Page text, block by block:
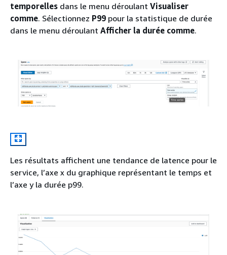
temporelles dans le menu déroulant Visualiser
comme. Sélectionnez P99 pour la statistique de durée
dans le menu déroulant Afficher la durée comme.
Les résultats affichent une tendance de latence pour le
service, l’axe x du graphique représentant le temps et
l’axe y la durée p99.